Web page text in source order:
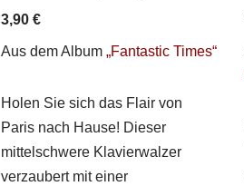
3,90 €
Aus dem Album „Fantastic Times“
Holen Sie sich das Flair von
Paris nach Hause! Dieser
mittelschwere Klavierwalzer
verzaubert mit einer